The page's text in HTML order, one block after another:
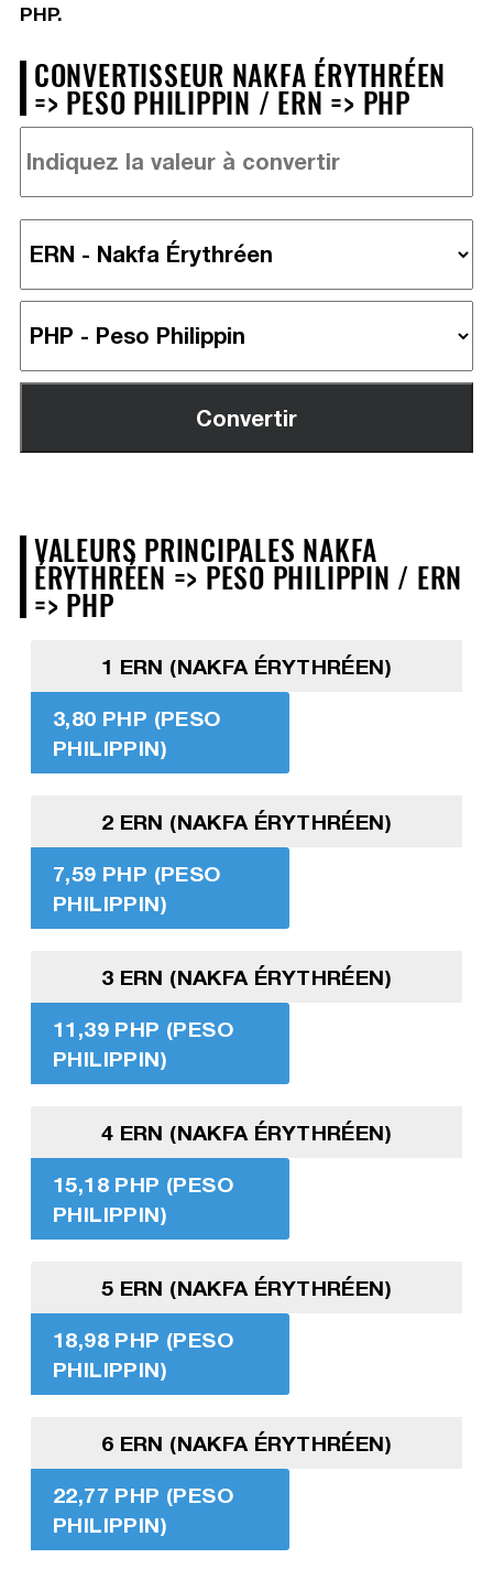
PHP.
CONVERTISSEUR NAKFA ÉRYTHRÉEN
=> PESO PHILIPPIN / ERN => PHP
VALEURS PRINCIPALES NAKFA
ÉRYTHRÉEN => PESO PHILIPPIN / ERN
=> PHP
1 ERN (NAKFA ÉRYTHRÉEN)
3,80 PHP (PESO
PHILIPPIN)
2 ERN (NAKFA ÉRYTHRÉEN)
7,59 PHP (PESO
PHILIPPIN)
3 ERN (NAKFA ÉRYTHRÉEN)
11,39 PHP (PESO
PHILIPPIN)
4 ERN (NAKFA ÉRYTHRÉEN)
15,18 PHP (PESO
PHILIPPIN)
5 ERN (NAKFA ÉRYTHRÉEN)
18,98 PHP (PESO
PHILIPPIN)
6 ERN (NAKFA ÉRYTHRÉEN)
22,77 PHP (PESO
PHILIPPIN)